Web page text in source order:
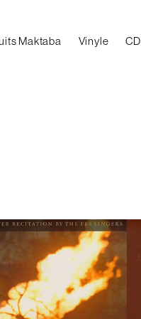
Maktaba Vinyle CD